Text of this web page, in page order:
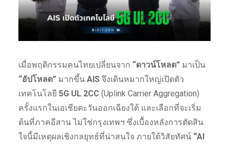
เมื่อพฤติกรรมคนไทยเปลี่ยนจาก “ดาวน์โหลด”มาเป็น
“อัปโหลด”มากขึ้น AISจึงเดินหมากใหญ่เปิดตัว
เทคโนโลยี 5G UL 2CC(Uplink Carrier Aggregation)
ครั้งแรกในเอเชียตะวันออกเฉียงใต้ และเลือกที่จะเริ่ม
ต้นที่ภาคอีสาน ไม่ใช่กรุงเทพฯ ซึ่งเบื้องหลังการตัดสิน
ใจนี้มีเหตุผลเชิงกลยุทธ์ที่น่าสนใจ ภายใต้วิสัยทัศน์ “AI